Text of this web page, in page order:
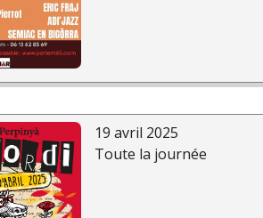
19 avril 2025
Toute la journée